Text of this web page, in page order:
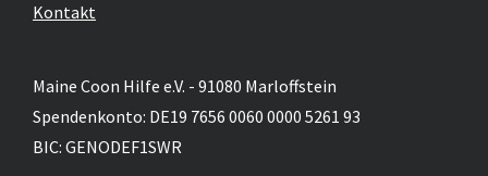
Kontakt
Maine Coon Hilfe e.V. - 91080 Marloffstein
Spendenkonto: DE19 7656 0060 0000 5261 93
BIC: GENODEF1SWR